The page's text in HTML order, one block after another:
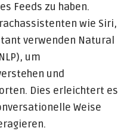
Feeds zu haben.
wie Siri,
verwenden Natural
um
und
Dies erleichtert es
Weise